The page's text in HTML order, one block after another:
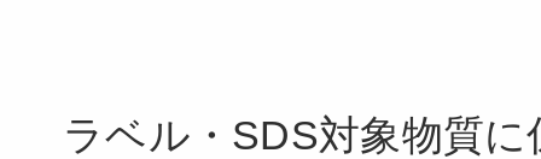
ラベル・SDS対象物質